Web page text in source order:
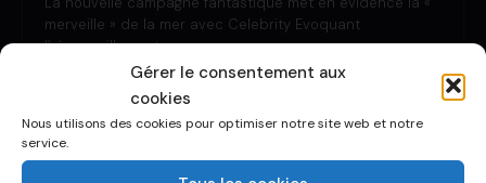
Gérer le consentement aux
cookies
Nous utilisons des cookies pour optimiser notre site web et notre
service.
merveille » de la mer avec Celebrity Evoquant
l’ émerveillement…
1 de lecture